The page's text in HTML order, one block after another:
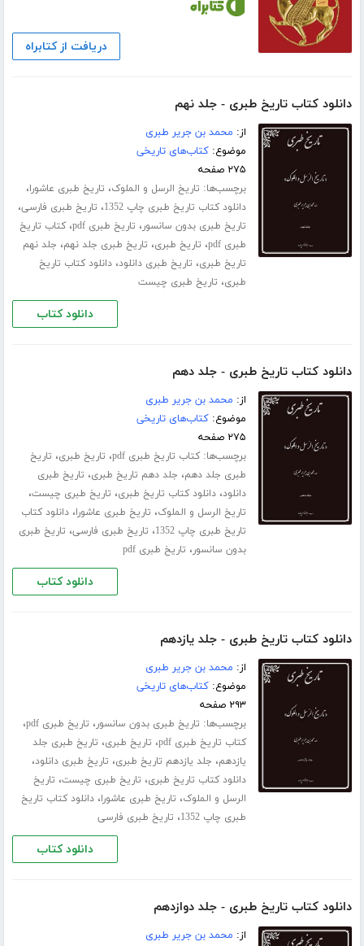
دریافت از کتابراه
دانلود کتاب تاریخ طبری - جلد نهم
از: محمد بن جریر طبری
موضوع:کتاب‌های تاریخی
۲۷۵ صفحه
برچسب‌ها: تاریخ الرسل و الملوک، تاریخ طبری عاشورا،
دانلود کتاب تاریخ طبری چاپ 1352 ، تاریخ طبری فارسی،
تاریخ طبری بدون سانسور، تاریخ طبری pdf ،کتاب تاریخ
طبری pdf
، تاریخ طبری، تاریخ طبری جلد نهم، جلد نهم
تاریخ طبری، تاریخ طبری دانلود،دانلود کتاب تاریخ
طبری، تاریخ طبری چیست
دانلود کتاب
دانلود کتاب تاریخ طبری - جلد دهم
از: محمد بن جریر طبری
موضوع:کتاب‌های تاریخی
۲۷۵ صفحه
برچسب‌ها:کتاب تاریخ طبری pdf ، تاریخ طبری، تاریخ
طبری جلد ‌دهم، جلد دهم تاریخ طبری، تاریخ طبری
دانلود،دانلود کتاب تاریخ طبری، تاریخ طبری چیست،
تاریخ الرسل و الملوک، تاریخ طبری عاشورا،دانلود کتاب
تاریخ طبری چاپ 1352
، تاریخ طبری فارسی، تاریخ طبری
بدون سانسور، تاریخ طبری pdf
دانلود کتاب
دانلود کتاب تاریخ طبری - جلد یازدهم
از: محمد بن جریر طبری
موضوع:کتاب‌های تاریخی
۲۹۳ صفحه
برچسب‌ها: تاریخ طبری بدون سانسور، تاریخ طبری pdf ،
کتاب تاریخ طبری pdf ، تاریخ طبری، تاریخ طبری جلد
‌یازدهم، جلد یازدهم تاریخ طبری، تاریخ طبری دانلود،
دانلود کتاب تاریخ طبری، تاریخ طبری چیست، تاریخ
الرسل و الملوک، تاریخ طبری عاشورا،دانلود کتاب تاریخ
طبری چاپ 1352
، تاریخ طبری فارسی
دانلود کتاب
دانلود کتاب تاریخ طبری - جلد دوازدهم
از: محمد بن جریر طبری